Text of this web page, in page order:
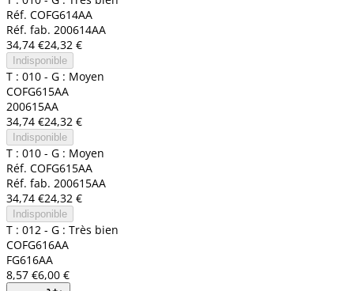
Réf. COFG614AA
Réf. fab. 200614AA
34,74 €24,32 €
Indisponible
T : 010 - G : Moyen
COFG615AA
200615AA
34,74 €24,32 €
Indisponible
T : 010 - G : Moyen
Réf. COFG615AA
Réf. fab. 200615AA
34,74 €24,32 €
Indisponible
T : 012 - G : Très bien
COFG616AA
FG616AA
8,57 €6,00 €